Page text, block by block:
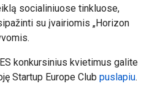
socialiniuose tinkluose,
su įvairiomis „Horizon
konkursinius kvietimus galite
Startup Europe Club puslapiu.